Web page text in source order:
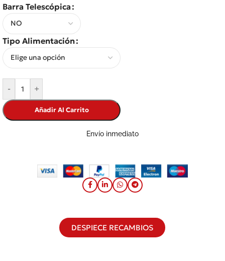
Barra Telescópica
Tipo Alimentación
- +
Añadir Al Carrito
Envío inmediato
DESPIECE RECAMBIOS